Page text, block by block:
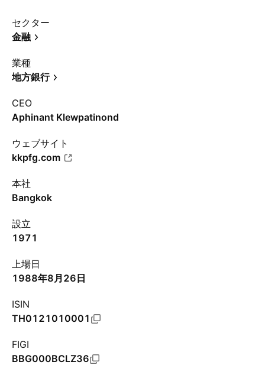
セクター
金融
業種
地方銀行
CEO
Aphinant Klewpatinond
ウェブサイト
kkpfg.com
本社
Bangkok
設立
1971
上場日
1988年8月26日
ISIN
TH0121010001
FIGI
BBG000BCLZ36